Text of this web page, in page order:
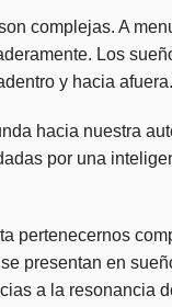
complejas. A
Los
y hacia afuera.
hacia nuestra
por una
pertenecernos
presentan en
a la resonancia